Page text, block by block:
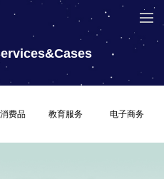
费品 教育服务 电子商务